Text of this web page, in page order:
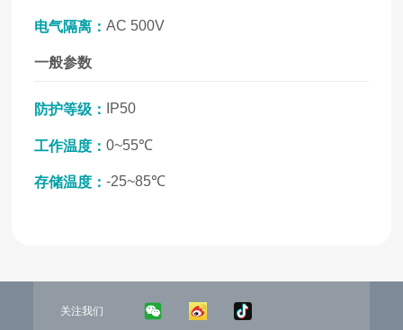
电气隔离：AC 500V
一般参数
防护等级： IP50
工作温度：0~55℃
存储温度：-25~85℃
关注我们